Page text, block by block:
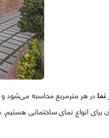
در هر مترمربع محاسبه می‌شود و
برای انواع نمای ساختمانی